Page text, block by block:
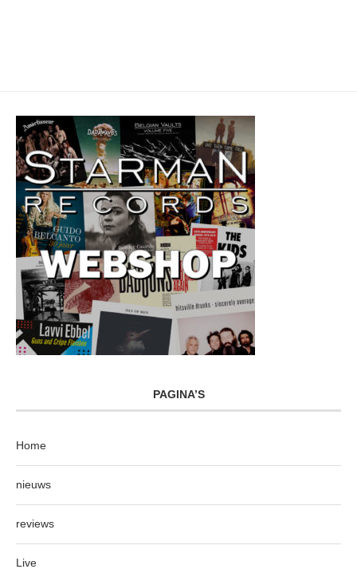
PAGINA’S
Home
nieuws
reviews
Live